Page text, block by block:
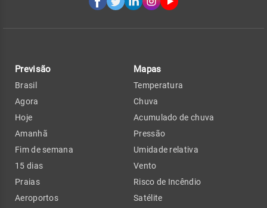
Previsão
Brasil
Agora
Hoje
Amanhã
Fim de semana
15 dias
Praias
Aeroportos
Mapas
Temperatura
Chuva
Acumulado de chuva
Pressão
Umidade relativa
Vento
Risco de Incêndio
Satélite